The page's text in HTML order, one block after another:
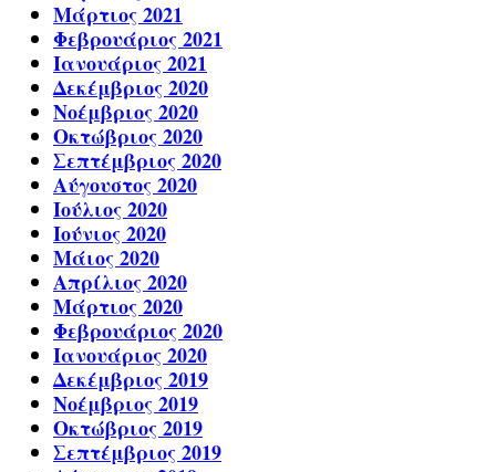
Μάρτιος 2021
Φεβρουάριος 2021
Ιανουάριος 2021
Δεκέμβριος 2020
Νοέμβριος 2020
Οκτώβριος 2020
Σεπτέμβριος 2020
Αύγουστος 2020
Ιούλιος 2020
Ιούνιος 2020
Μάιος 2020
Απρίλιος 2020
Μάρτιος 2020
Φεβρουάριος 2020
Ιανουάριος 2020
Δεκέμβριος 2019
Νοέμβριος 2019
Οκτώβριος 2019
Σεπτέμβριος 2019